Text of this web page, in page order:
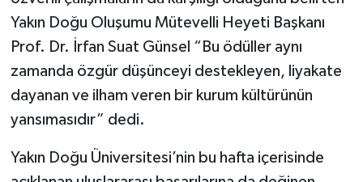
Yakın Doğu Oluşumu Mütevelli Heyeti Başkanı
Prof. Dr. İrfan Suat Günsel “Bu ödüller aynı
zamanda özgür düşünceyi destekleyen, liyakate
dayanan ve ilham veren bir kurum kültürünün
yansımasıdır” dedi.
Yakın Doğu Üniversitesi’nin bu hafta içerisinde